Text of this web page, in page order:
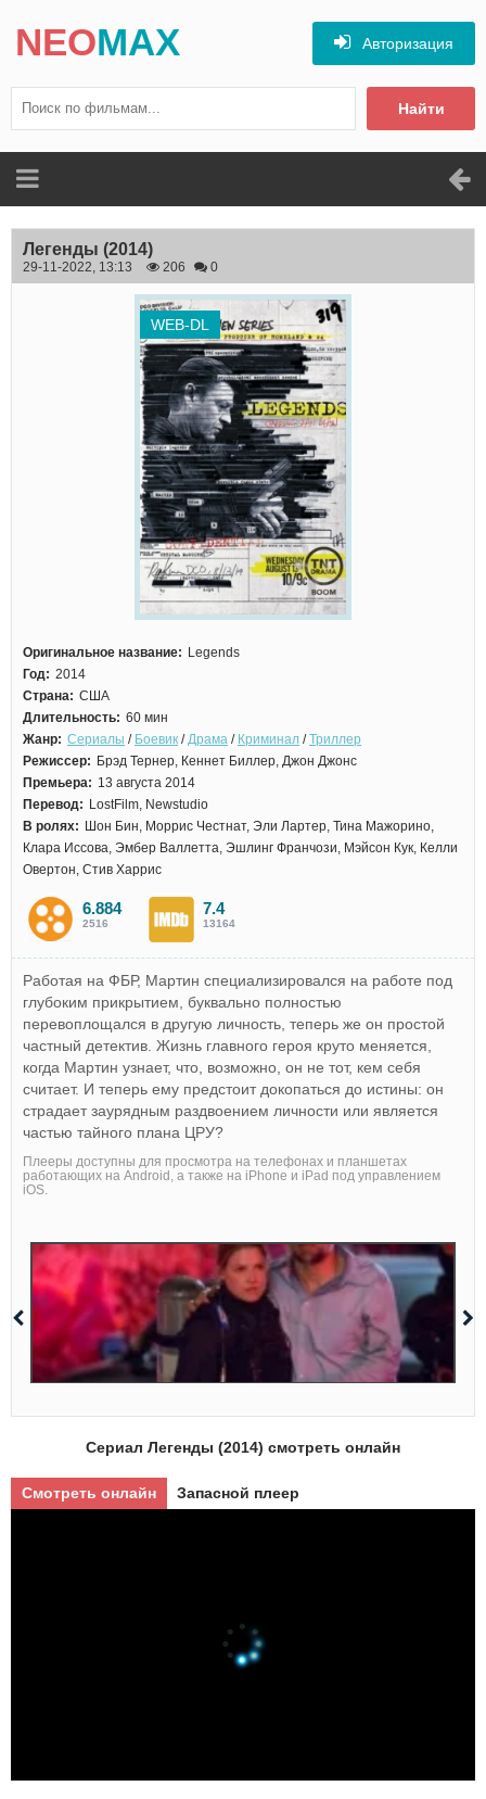
NEOMAX
Найти
Авторизация
Легенды (2014)
29-11-2022, 13:13 206 0
WEB-DL
Оригинальное название: Legends
Год: 2014
Страна: США
Длительность: 60 мин
Жанр: Сериалы / Боевик /Драма / Криминал /Триллер
Режиссер: Брэд Тернер, Кеннет Биллер, Джон Джонс
Премьера: 13 августа 2014
Перевод: LostFilm, Newstudio
В ролях: Шон Бин, Моррис Честнат, Эли Лартер, Тина Мажорино,
Клара Иссова, Эмбер Валлетта, Эшлинг Франчози, Мэйсон Кук, Келли
Овертон, Стив Харрис
6.884
2516
7.4
13164
Работая на ФБР, Мартин специализировался на работе под
глубоким прикрытием, буквально полностью
перевоплощался в другую личность, теперь же он простой
частный детектив. Жизнь главного героя круто меняется,
когда Мартин узнает, что, возможно, он не тот, кем себя
считает. И теперь ему предстоит докопаться до истины: он
страдает заурядным раздвоением личности или является
частью тайного плана ЦРУ?
Плееры доступны для просмотра на телефонах и планшетах
работающих на Android, а также на iPhone и iPad под управлением
iOS.
Сериал Легенды (2014) смотреть онлайн
Смотреть онлайн Запасной плеер